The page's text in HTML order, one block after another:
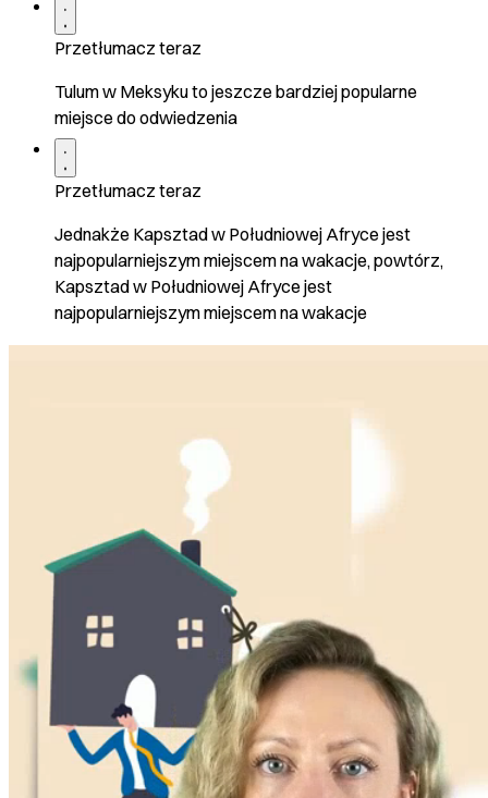
Przetłumacz teraz
Tulum w Meksyku to jeszcze bardziej popularne
miejsce do odwiedzenia
Przetłumacz teraz
Jednakże Kapsztad w Południowej Afryce jest
najpopularniejszym miejscem na wakacje, powtórz,
Kapsztad w Południowej Afryce jest
najpopularniejszym miejscem na wakacje